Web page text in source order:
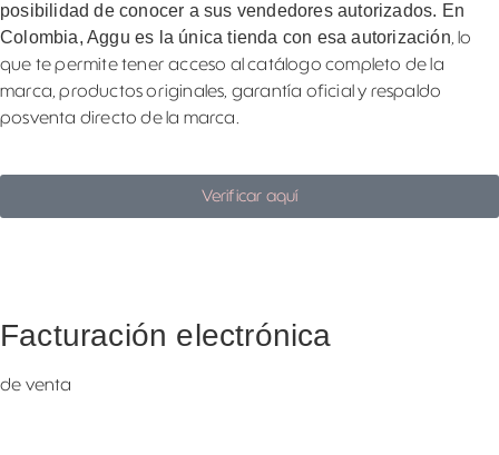
posibilidad de conocer a sus vendedores autorizados. En
Colombia, Aggu es la única tienda con esa autorización, lo
que te permite tener acceso al catálogo completo de la
marca, productos originales, garantía oficial y respaldo
posventa directo de la marca.
Verificar aquí
Facturación electrónica
de venta